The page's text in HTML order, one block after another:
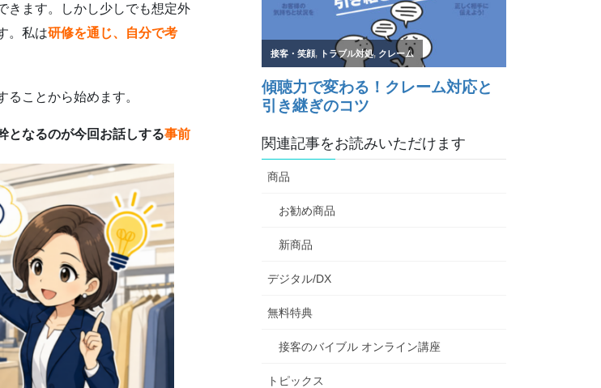
きます。しかし少しでも想定外
。私は研修を通じ、自分で考
ことから始めます。
となるのが今回お話しする事前
関連記事をお読みいただけます
商品
お勧め商品
新商品
デジタル/DX
無料特典
接客のバイブル オンライン講座
トピックス